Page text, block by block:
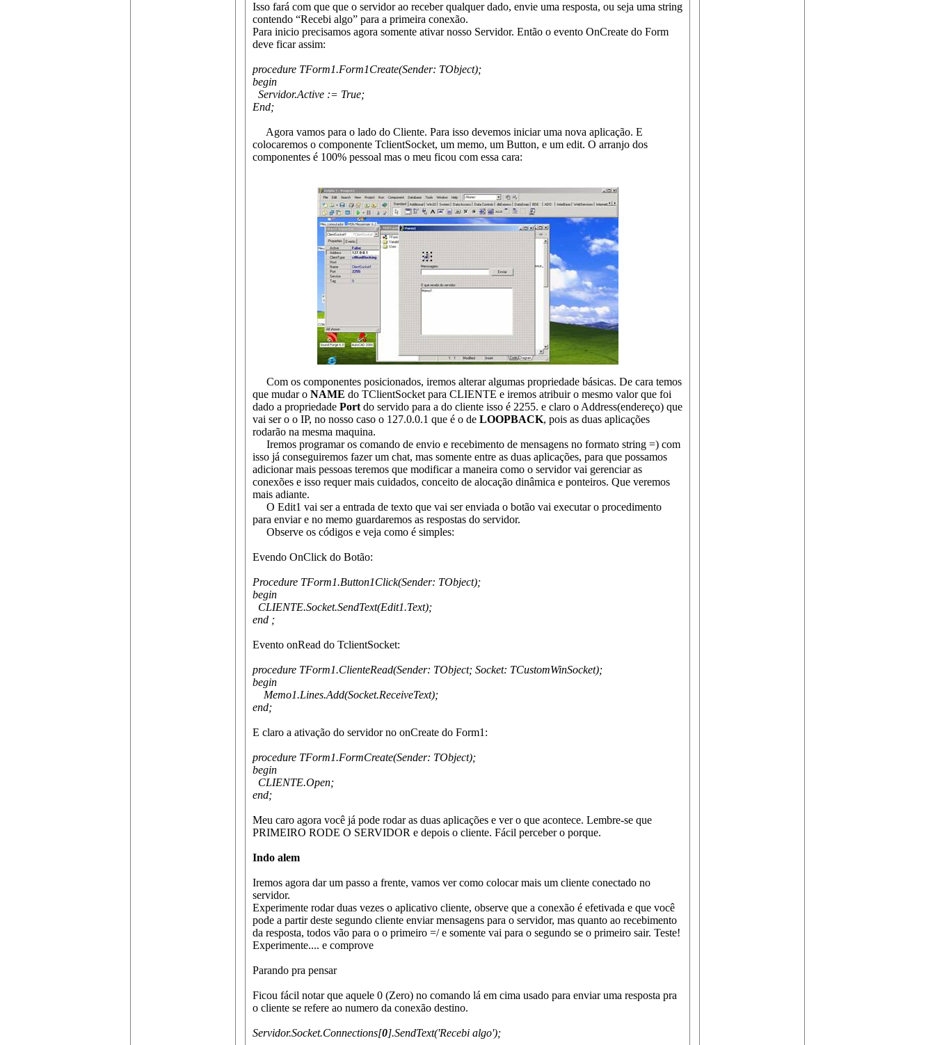
Isso fará com que que o servidor ao receber qualquer dado, envie uma resposta, ou seja uma string
contendo “Recebi algo” para a primeira conexão.
Para inicio precisamos agora somente ativar nosso Servidor. Então o evento OnCreate do Form
deve ficar assim:
procedure TForm1.Form1Create(Sender: TObject);
begin
Servidor.Active := True;
End;
Agora vamos para o lado do Cliente. Para isso devemos iniciar uma nova aplicação. E
colocaremos o componente TclientSocket, um memo, um Button, e um edit. O arranjo dos
componentes é 100% pessoal mas o meu ficou com essa cara:
Com os componentes posicionados, iremos alterar algumas propriedade básicas. De cara temos
que mudar o NAME do TClientSocket para CLIENTE e iremos atribuir o mesmo valor que foi
dado a propriedade Port do servido para a do cliente isso é 2255. e claro o Address(endereço) que
vai ser o o IP, no nosso caso o 127.0.0.1 que é o de LOOPBACK, pois as duas aplicações
rodarão na mesma maquina.
Iremos programar os comando de envio e recebimento de mensagens no formato string =) com
isso já conseguiremos fazer um chat, mas somente entre as duas aplicações, para que possamos
adicionar mais pessoas teremos que modificar a maneira como o servidor vai gerenciar as
conexões e isso requer mais cuidados, conceito de alocação dinâmica e ponteiros. Que veremos
mais adiante.
O Edit1 vai ser a entrada de texto que vai ser enviada o botão vai executar o procedimento
para enviar e no memo guardaremos as respostas do servidor.
Observe os códigos e veja como é simples:
Evendo OnClick do Botão:
Procedure TForm1.Button1Click(Sender: TObject);
begin
CLIENTE.Socket.SendText(Edit1.Text);
end ;
Evento onRead do TclientSocket:
procedure TForm1.ClienteRead(Sender: TObject; Socket: TCustomWinSocket);
begin
Memo1.Lines.Add(Socket.ReceiveText);
end;
E claro a ativação do servidor no onCreate do Form1:
procedure TForm1.FormCreate(Sender: TObject);
begin
CLIENTE.Open;
end;
Meu caro agora você já pode rodar as duas aplicações e ver o que acontece. Lembre-se que
PRIMEIRO RODE O SERVIDOR e depois o cliente. Fácil perceber o porque.
Indo alem
Iremos agora dar um passo a frente, vamos ver como colocar mais um cliente conectado no
servidor.
Experimente rodar duas vezes o aplicativo cliente, observe que a conexão é efetivada e que você
pode a partir deste segundo cliente enviar mensagens para o servidor, mas quanto ao recebimento
da resposta, todos vão para o o primeiro =/ e somente vai para o segundo se o primeiro sair. Teste!
Experimente.... e comprove
Parando pra pensar
Ficou fácil notar que aquele 0 (Zero) no comando lá em cima usado para enviar uma resposta pra
o cliente se refere ao numero da conexão destino.
Servidor.Socket.Connections[0].SendText('Recebi algo');